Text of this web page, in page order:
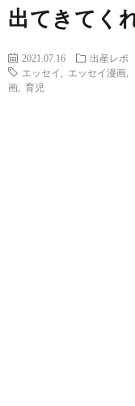
出てきてく
2021.07.16
出産レポ
エッセイ
エッセイ漫画
画
育児